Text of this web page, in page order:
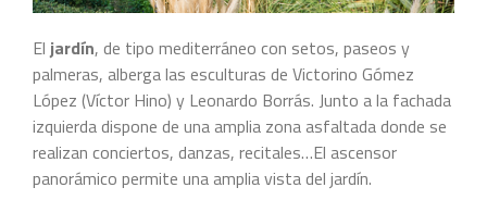
El jardín, de tipo mediterráneo con setos, paseos y
palmeras, alberga las esculturas de Victorino Gómez
López (Víctor Hino) y Leonardo Borrás. Junto a la fachada
izquierda dispone de una amplia zona asfaltada donde se
realizan conciertos, danzas, recitales…El ascensor
panorámico permite una amplia vista del jardín.